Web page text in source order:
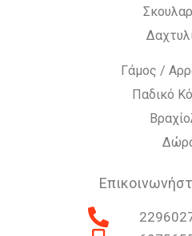
Γάμος /
Παδικό